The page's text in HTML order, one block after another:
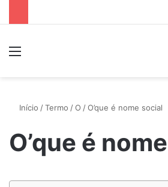
Início /Termo /O /O’que é nome social
O’que é